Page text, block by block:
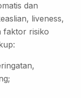
dan
liveness,
faktor risiko